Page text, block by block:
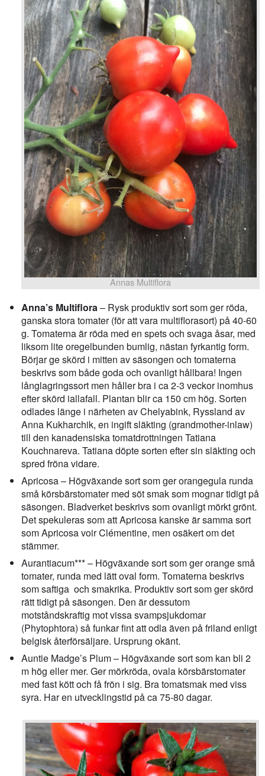
Annas Multiflora
Anna’s Multiflora– Rysk produktiv sort som ger röda,
ganska stora tomater (för att vara multiflorasort) på 40-60
g. Tomaterna är röda med en spets och svaga åsar, med
liksom lite oregelbunden bumlig, nästan fyrkantig form.
Börjar ge skörd i mitten av säsongen och tomaterna
beskrivs som både goda och ovanligt hållbara! Ingen
långlagringssort men håller bra i ca 2-3 veckor inomhus
efter skörd iallafall. Plantan blir ca 150 cm hög. Sorten
odlades länge i närheten av Chelyabink, Ryssland av
Anna Kukharchik, en ingift släkting (grandmother-inlaw)
till den kanadensiska tomatdrottningen Tatiana
Kouchnareva. Tatiana döpte sorten efter sin släkting och
spred fröna vidare.
Apricosa – Högväxande sort som ger orangegula runda
små körsbärstomater med söt smak som mognar tidigt på
säsongen. Bladverket beskrivs som ovanligt mörkt grönt.
Det spekuleras som att Apricosa kanske är samma sort
somApricosa voir Clémentine, men osäkert om det
stämmer.
Aurantiacum*** – Högväxande sort som ger orange små
tomater, runda med lätt oval form. Tomaterna beskrivs
som saftiga och smakrika. Produktiv sort som ger skörd
rätt tidigt på säsongen. Den är dessutom
motståndskraftig mot vissa svampsjukdomar
(Phytophtora) så funkar fint att odla även på friland enligt
belgisk återförsäljare. Ursprung okänt.
Auntie Madge’s Plum – Högväxande sort som kan bli 2
m hög eller mer. Ger mörkröda, ovala körsbärstomater
med fast kött och få frön i sig. Bra tomatsmak med viss
syra. Har en utvecklingstid på ca 75-80 dagar.